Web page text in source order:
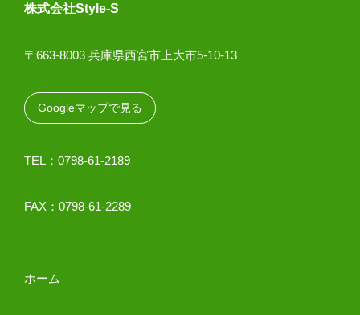
株式会社Style-S
〒663-8003 兵庫県西宮市上大市5-10-13
Googleマップで見る
TEL：0798-61-2189
FAX：0798-61-2289
ホーム